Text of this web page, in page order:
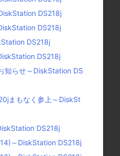
DS218j
DS218j
DS218j
DS218j
知らせ～DiskStation DS
まもなく参上～DiskSt
DS218j
～DiskStation DS218j